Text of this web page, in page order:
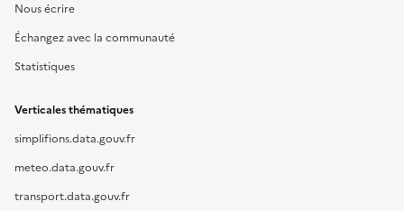
Nous écrire
Échangez avec la communauté
Statistiques
Verticales thématiques
simplifions.data.gouv.fr
meteo.data.gouv.fr
transport.data.gouv.fr